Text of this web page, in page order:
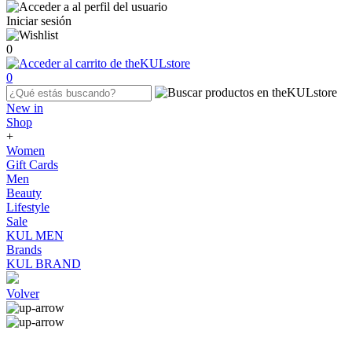
Iniciar sesión
0
0
New in
Shop
+
Women
Gift Cards
Men
Beauty
Lifestyle
Sale
KUL MEN
Brands
KUL BRAND
Volver